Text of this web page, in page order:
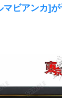
マビアンカ]